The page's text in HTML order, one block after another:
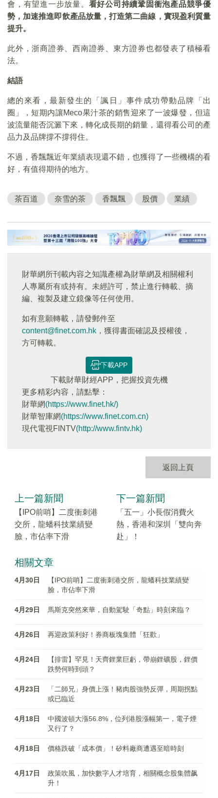
會，有望進一步放量。 看好公司持續鞏固衝泡產品競爭優
勢，加速推進即飲產品放量，打造第二曲線，實現盈利質量
提升。
此外，浙商證券、西南證券、東方證券也都發表了積極看
法。
結語
總的來看，最新發生的「諷日」事件成功帶動品牌「出
圈」，短期内讓Meco果汁茶的銷售迎來了一波爆發，但這
波流量能否沉澱下來，轉化成長期的銷量，還得看公司的產
品力及品牌撐不撐得住。
不過，香飄飄近年業績表現還不錯，也獲得了一些機構的看
好，有值得期待的地方。
茶百道 奈雪的茶 香飄飄 股價 業績
財華網所刊載內容之知識產權為財華網及相關權利
人專屬所有或持有。未經許可，禁止進行轉載、摘
編、複製及建立鏡像等任何使用。
如有意願轉載，請發郵件至
content@finet.com.hk ，獲得書面確認及授權後，
方可轉載。
下載APP
下載財華財經APP，把握投資先機
更多精彩内容，請點擊：
財華網(https://www.finet.hk/)
財華智庫網(https://www.finet.com.cn)
現代電視FINTV(http://www.fintv.hk)
返回上頁
上一篇新聞
【IPO前哨】二度衝刺港
交所，龍蟠科技業績變
臉，市佔率下滑
下一篇新聞
「五一」小長假消費火
熱，香港和深圳「雙向奔
赴」！
相關文章
4月30日
【IPO前哨】二度衝刺港交所，龍蟠科技業績變
臉，市佔率下滑
4月29日 馬斯克突然來華，自動駕駛「奇點」時刻來臨？
4月26日 再迎政策利好！券商板塊集體「狂歡」
4月24日
【排雷】罕見！天齊鋰業巨虧，帶崩鋰礦股，鋰價
跌勢何時到頭？
4月23日
「二師兄」身價上漲！豬肉股強勢反彈，周期拐點
或已臨近
4月18日
中國波頓大漲56.8%，位列港股漲幅第一，電子煙
又行了？
4月18日 價格跌破「成本價」！矽料廠商遭遇至暗時刻
4月17日
政策吹風，加快數字人才培育，相關概念股集體飙
升！